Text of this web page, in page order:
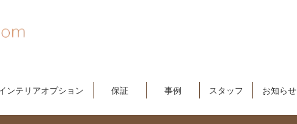
ンテリアオプション 保証 事例 スタッフ お知らせ